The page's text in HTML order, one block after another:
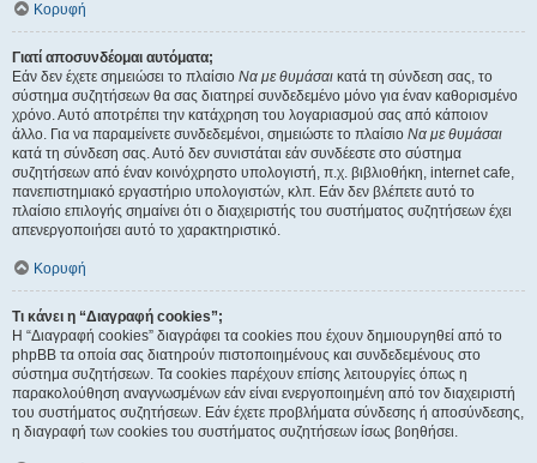
Κορυφή
Γιατί αποσυνδέομαι αυτόματα;
Εάν δεν έχετε σημειώσει το πλαίσιο Να με θυμάσαι κατά τη σύνδεση σας, το
σύστημα συζητήσεων θα σας διατηρεί συνδεδεμένο μόνο για έναν καθορισμένο
χρόνο. Αυτό αποτρέπει την κατάχρηση του λογαριασμού σας από κάποιον
άλλο. Για να παραμείνετε συνδεδεμένοι, σημειώστε το πλαίσιο Να με θυμάσαι
κατά τη σύνδεση σας. Αυτό δεν συνιστάται εάν συνδέεστε στο σύστημα
συζητήσεων από έναν κοινόχρηστο υπολογιστή, π.χ. βιβλιοθήκη, internet cafe,
πανεπιστημιακό εργαστήριο υπολογιστών, κλπ. Εάν δεν βλέπετε αυτό το
πλαίσιο επιλογής σημαίνει ότι ο διαχειριστής του συστήματος συζητήσεων έχει
απενεργοποιήσει αυτό το χαρακτηριστικό.
Κορυφή
Τι κάνει η “Διαγραφή cookies”;
Η “Διαγραφή cookies” διαγράφει τα cookies που έχουν δημιουργηθεί από το
phpBB τα οποία σας διατηρούν πιστοποιημένους και συνδεδεμένους στο
σύστημα συζητήσεων. Τα cookies παρέχουν επίσης λειτουργίες όπως η
παρακολούθηση αναγνωσμένων εάν είναι ενεργοποιημένη από τον διαχειριστή
του συστήματος συζητήσεων. Εάν έχετε προβλήματα σύνδεσης ή αποσύνδεσης,
η διαγραφή των cookies του συστήματος συζητήσεων ίσως βοηθήσει.